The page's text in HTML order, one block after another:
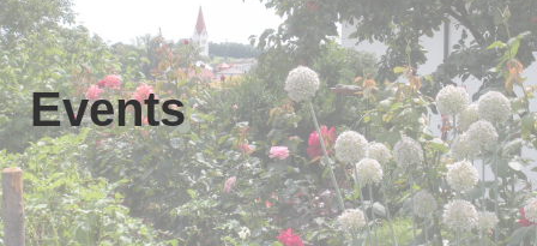
Events